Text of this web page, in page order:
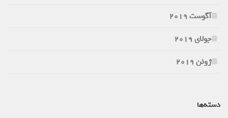
آگوست 2019
جولای 2019
ژوئن 2019
دسته‌ها